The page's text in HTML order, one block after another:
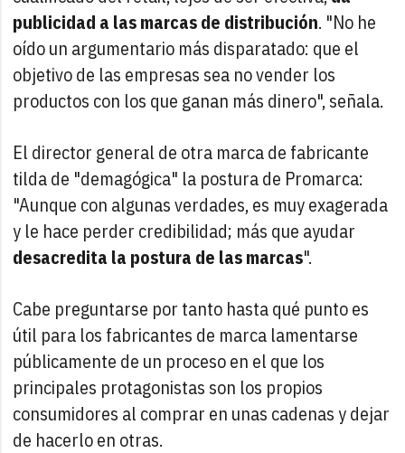
publicidad a las marcas de distribución. "No he
oído un argumentario más disparatado: que el
objetivo de las empresas sea no vender los
productos con los que ganan más dinero", señala.
El director general de otra marca de fabricante
tilda de "demagógica" la postura de Promarca:
"Aunque con algunas verdades, es muy exagerada
y le hace perder credibilidad; más que ayudar
desacredita la postura de las marcas".
Cabe preguntarse por tanto hasta qué punto es
útil para los fabricantes de marca lamentarse
públicamente de un proceso en el que los
principales protagonistas son los propios
consumidores al comprar en unas cadenas y dejar
de hacerlo en otras.